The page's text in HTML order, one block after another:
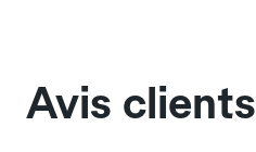
Avis clients